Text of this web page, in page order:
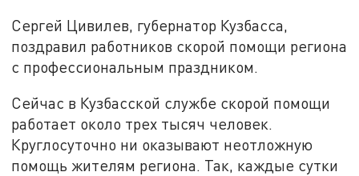
Сергей Цивилев, губернатор Кузбасса,
поздравил работников скорой помощи региона
с профессиональным праздником.
Сейчас в Кузбасской службе скорой помощи
работает около трех тысяч человек.
Круглосуточно ни оказывают неотложную
помощь жителям региона. Так, каждые сутки